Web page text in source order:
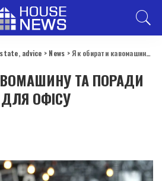
advice > News > Як обирати кавомашину та поради щодо вибору для офісу
ТА ПОРАДИ
ОФІСУ